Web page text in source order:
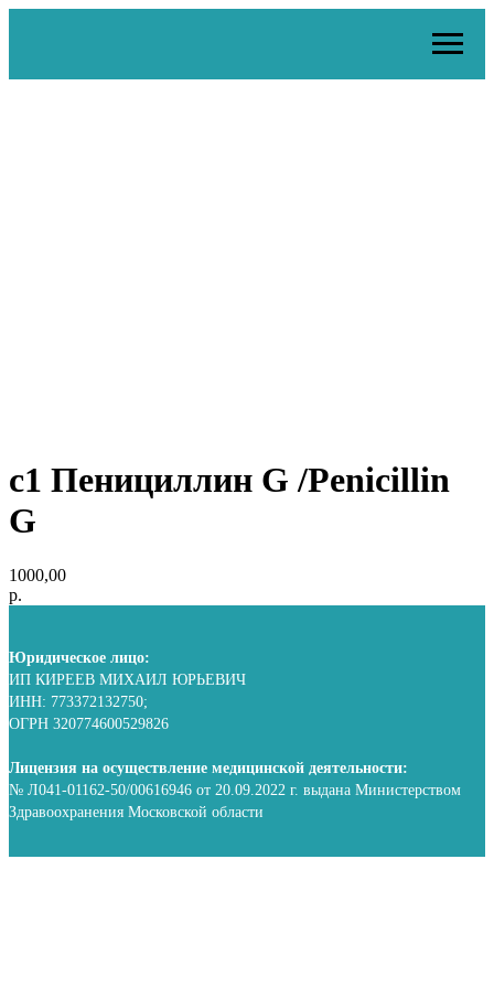
c1 Пенициллин G /Penicillin
G
1000,00
р.
Юридическое лицо:
ИП КИРЕЕВ МИХАИЛ ЮРЬЕВИЧ
ИНН: 773372132750;
ОГРН 320774600529826
Лицензия на осуществление медицинской деятельности:
№ Л041-01162-50/00616946 от 20.09.2022 г. выдана Министерством
Здравоохранения Московской области